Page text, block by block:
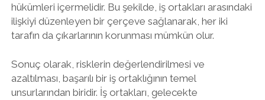
hükümleri içermelidir. Bu şekilde, iş ortakları arasındaki
ilişkiyi düzenleyen bir çerçeve sağlanarak, her iki
tarafın da çıkarlarının korunması mümkün olur.
Sonuç olarak, risklerin değerlendirilmesi ve
azaltılması, başarılı bir iş ortaklığının temel
unsurlarından biridir. İş ortakları, gelecekte